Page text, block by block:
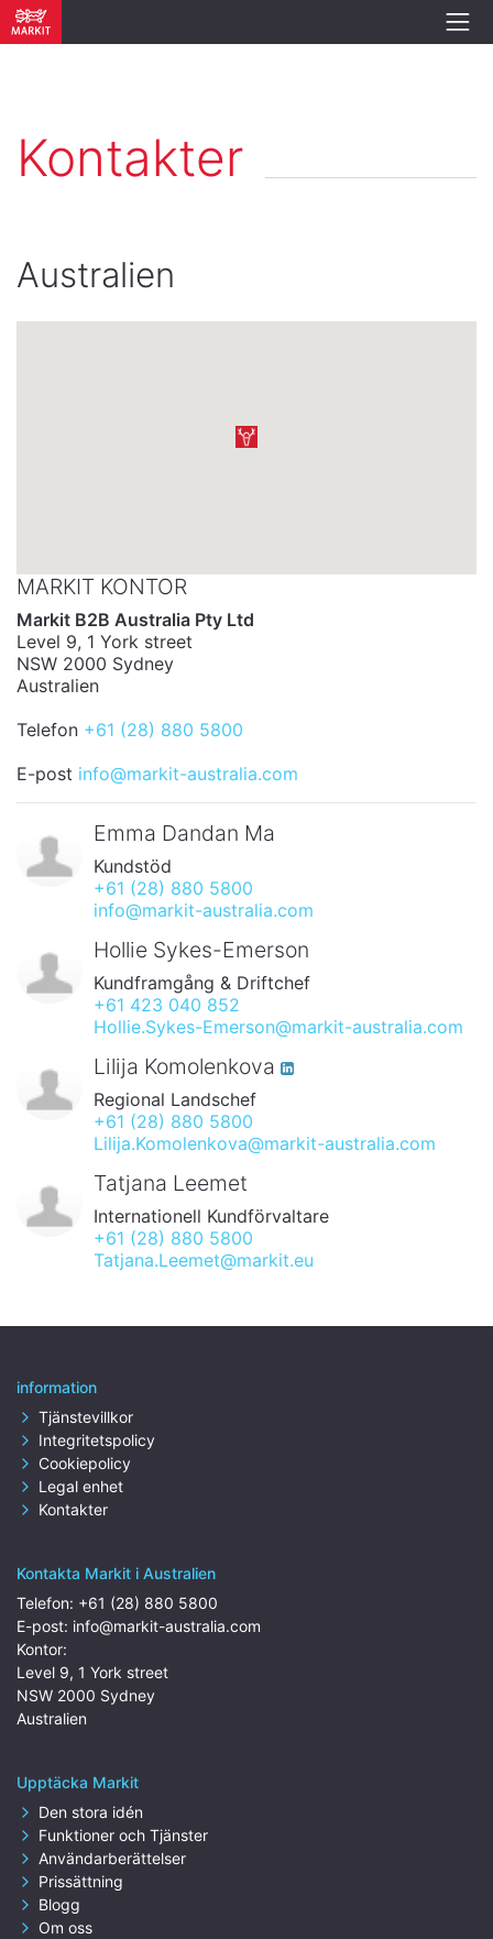
Kontakter
Australien
MARKIT KONTOR
Markit B2B Australia Pty Ltd
Level 9, 1 York street
NSW 2000 Sydney
Australien
Telefon +61 (28) 880 5800
E-post info@markit-australia.com
Emma Dandan Ma
Kundstöd
+61 (28) 880 5800
info@markit-australia.com
Hollie Sykes-Emerson
Kundframgång & Driftchef
+61 423 040 852
Hollie.Sykes-Emerson@markit-australia.com
Lilija Komolenkova
Regional Landschef
+61 (28) 880 5800
Lilija.Komolenkova@markit-australia.com
Tatjana Leemet
Internationell Kundförvaltare
+61 (28) 880 5800
Tatjana.Leemet@markit.eu
information
Tjänstevillkor
Integritetspolicy
Cookiepolicy
Legal enhet
Kontakter
Kontakta Markit i Australien
Telefon: +61 (28) 880 5800
E-post: info@markit-australia.com
Kontor:
Level 9, 1 York street
NSW 2000 Sydney
Australien
Upptäcka Markit
Den stora idén
Funktioner och Tjänster
Användarberättelser
Prissättning
Blogg
Om oss